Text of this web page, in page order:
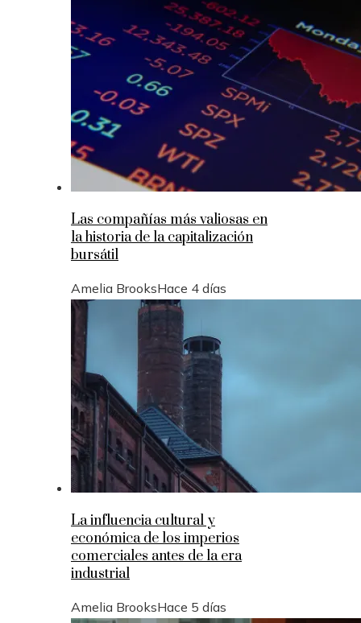
Las compañías más valiosas en
la historia de la capitalización
bursátil
Amelia BrooksHace 4 días
La influencia cultural y
económica de los imperios
comerciales antes de la era
industrial
Amelia BrooksHace 5 días